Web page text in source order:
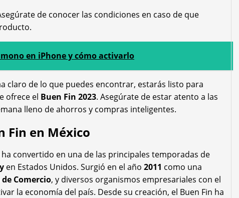
de conocer las condiciones en caso de que
en iPhone y cómo activarlo
claro de lo que puedes encontrar, estarás listo para
ofrece el Buen Fin 2023. Asegúrate de estar atento a las
lleno de ahorros y compras inteligentes.
Fin en México
convertido en una de las principales temporadas de
en Estados Unidos. Surgió en el año 2011 como una
Comercio, y diversos organismos empresariales con el
la economía del país. Desde su creación, el Buen Fin ha